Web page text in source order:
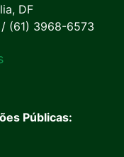
DF
(61) 3968-6573
Públicas: